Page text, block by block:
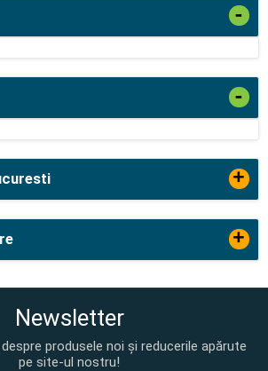
-
-
+
+
Newsletter
produsele noi și reducerile apărute
pe site-ul nostru!